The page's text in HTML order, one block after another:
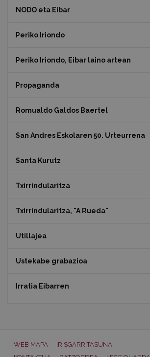
NODO eta Eibar
Periko Iriondo
Periko Iriondo, Eibar laino artean
Propaganda
Romualdo Galdos Baertel
San Andres Eskolaren 50. Urteurrena
Santa Kurutz
Txirrindularitza
Txirrindularitza, "A Rueda"
Utillajea
Ustekabe grabazioa
Irratia Eibarren
WEB MAPA
IRISGARRITASUNA